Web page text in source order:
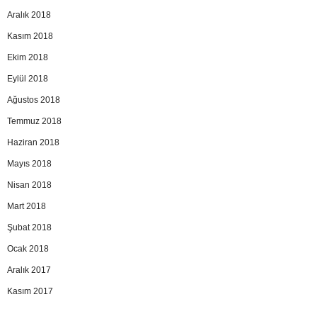
Aralık 2018
Kasım 2018
Ekim 2018
Eylül 2018
Ağustos 2018
Temmuz 2018
Haziran 2018
Mayıs 2018
Nisan 2018
Mart 2018
Şubat 2018
Ocak 2018
Aralık 2017
Kasım 2017